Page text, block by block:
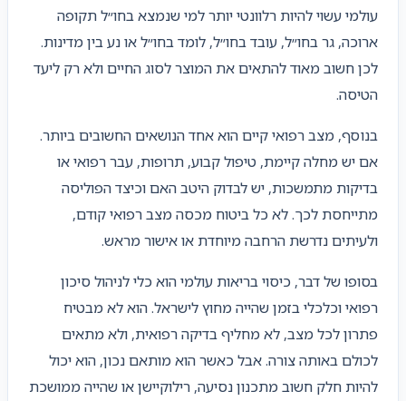
עולמי עשוי להיות רלוונטי יותר למי שנמצא בחו״ל תקופה
ארוכה, גר בחו״ל, עובד בחו״ל, לומד בחו״ל או נע בין מדינות.
לכן חשוב מאוד להתאים את המוצר לסוג החיים ולא רק ליעד
הטיסה.
בנוסף, מצב רפואי קיים הוא אחד הנושאים החשובים ביותר.
אם יש מחלה קיימת, טיפול קבוע, תרופות, עבר רפואי או
בדיקות מתמשכות, יש לבדוק היטב האם וכיצד הפוליסה
מתייחסת לכך. לא כל ביטוח מכסה מצב רפואי קודם,
ולעיתים נדרשת הרחבה מיוחדת או אישור מראש.
בסופו של דבר, כיסוי בריאות עולמי הוא כלי לניהול סיכון
רפואי וכלכלי בזמן שהייה מחוץ לישראל. הוא לא מבטיח
פתרון לכל מצב, לא מחליף בדיקה רפואית, ולא מתאים
לכולם באותה צורה. אבל כאשר הוא מותאם נכון, הוא יכול
להיות חלק חשוב מתכנון נסיעה, רילוקיישן או שהייה ממושכת